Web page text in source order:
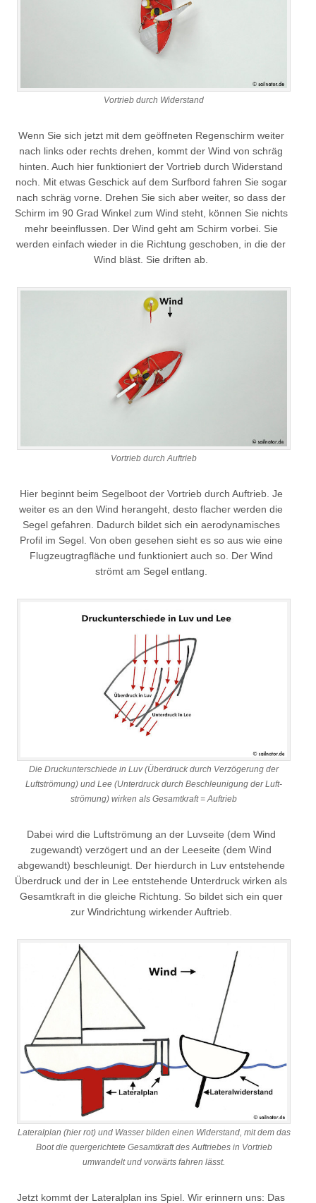
Vortrieb durch Widerstand
Wenn Sie sich jetzt mit dem geöffneten Regenschirm weiter
nach links oder rechts drehen, kommt der Wind von schräg
hinten. Auch hier funktioniert der Vortrieb durch Widerstand
noch. Mit etwas Geschick auf dem Surfbord fahren Sie sogar
nach schräg vorne. Drehen Sie sich aber weiter, so dass der
Schirm im 90 Grad Winkel zum Wind steht, können Sie nichts
mehr beeinflussen. Der Wind geht am Schirm vorbei. Sie
werden einfach wieder in die Richtung geschoben, in die der
Wind bläst. Sie driften ab.
Vortrieb durch Auftrieb
Hier beginnt beim Segelboot der Vortrieb durch Auftrieb. Je
weiter es an den Wind herangeht, desto flacher werden die
Segel gefahren. Dadurch bildet sich ein aerodynamisches
Profil im Segel. Von oben gesehen sieht es so aus wie eine
Flugzeugtragfläche und funktioniert auch so. Der Wind
strömt am Segel entlang.
Die Druckunterschiede in Luv (Überdruck durch Verzögerung der
Luftströmung) und Lee (Unterdruck durch Beschleunigung der Luft-
strömung) wirken als Gesamtkraft = Auftrieb
Dabei wird die Luftströmung an der Luvseite (dem Wind
zugewandt) verzögert und an der Leeseite (dem Wind
abgewandt) beschleunigt. Der hierdurch in Luv entstehende
Überdruck und der in Lee entstehende Unterdruck wirken als
Gesamtkraft in die gleiche Richtung. So bildet sich ein quer
zur Windrichtung wirkender Auftrieb.
Lateralplan (hier rot) und Wasser bilden einen Widerstand, mit dem das
Boot die quergerichtete Gesamtkraft des Auftriebes in Vortrieb
umwandelt und vorwärts fahren lässt.
Jetzt kommt der Lateralplan ins Spiel. Wir erinnern uns: Das